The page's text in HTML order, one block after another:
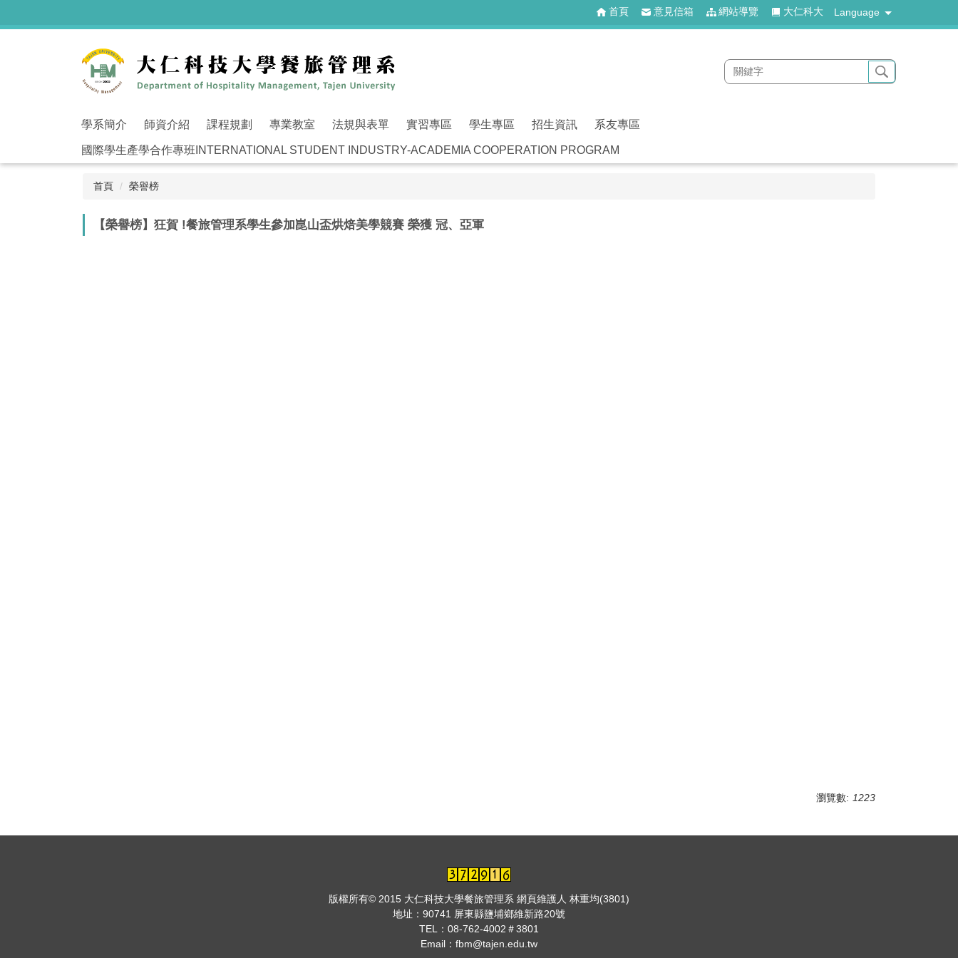
首頁 意見信箱 網站導覽 大仁科大 Language
學系簡介 師資介紹 課程規劃 專業教室 法規與表單 實習專區 學生專區 招生資訊 系友專區
國際學生產學合作專班INTERNATIONAL STUDENT INDUSTRY-ACADEMIA COOPERATION PROGRAM
首頁 榮譽榜
【榮譽榜】狂賀 !餐旅管理系學生參加崑山盃烘焙美學競賽 榮獲 冠、亞軍
瀏覽數: 1223
版權所有© 2015 大仁科技大學餐旅管理系 網頁維護人 林重均(3801)
地址： 90741 屏東縣鹽埔鄉維新路20號
TEL： 08-762-4002＃3801
Email：fbm@tajen.edu.tw